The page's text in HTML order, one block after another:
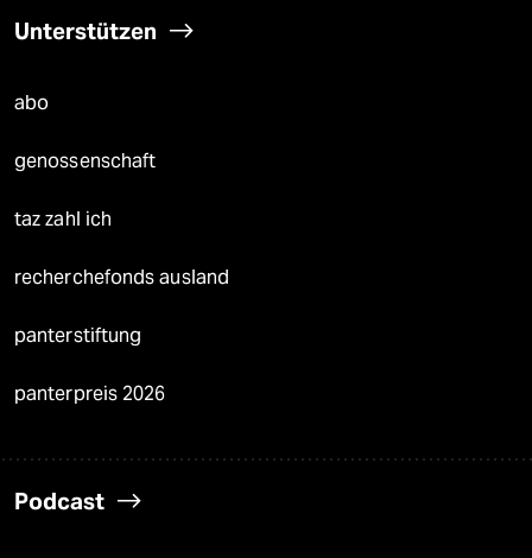
Unterstützen
abo
genossenschaft
taz zahl ich
recherchefonds ausland
panterstiftung
panterpreis 2026
Podcast